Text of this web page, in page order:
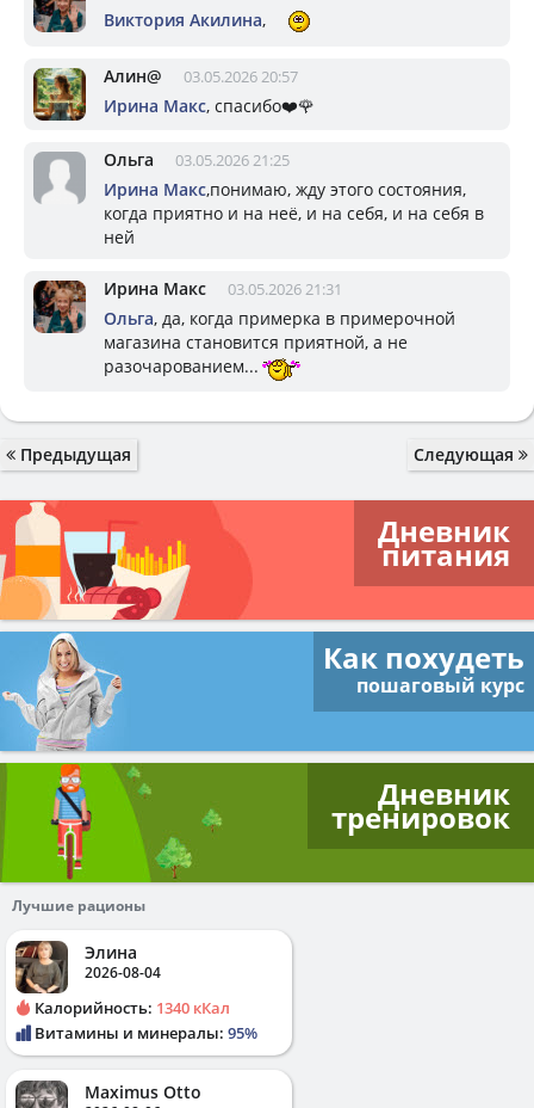
Виктория Акилина,
Алин@ 03.05.2026 20:57
Ирина Макс, спасибо❤️🌹
Ольга 03.05.2026 21:25
Ирина Макс,понимаю, жду этого состояния,
когда приятно и на неё, и на себя, и на себя в
ней
Ирина Макс 03.05.2026 21:31
Ольга, да, когда примерка в примерочной
магазина становится приятной, а не
разочарованием...
Предыдущая Следующая
Дневник
питания
Как похудеть
пошаговый курс
Дневник
тренировок
Лучшие рационы
Элина
2026-08-04
Калорийность: 1340 кКал
Витамины и минералы: 95%
Maximus Otto